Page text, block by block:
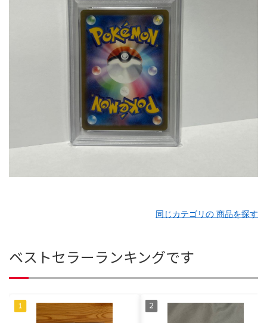
同じカテゴリの 商品を探す
ベストセラーランキングです